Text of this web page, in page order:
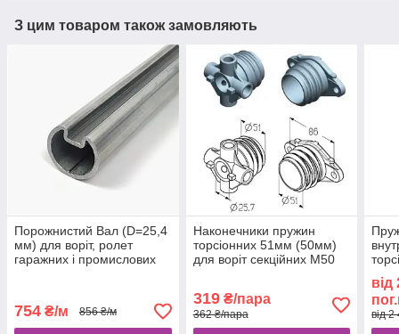
З цим товаром також замовляють
Порожнистий Вал (D=25,4
мм) для воріт, ролет
гаражних і промислових
754 ₴/м 856 ₴/м
Наконечники пружин
торсіонних 51мм (50мм)
для воріт секційних M50
319₴/пара
362 ₴/пара
без
від
від 2